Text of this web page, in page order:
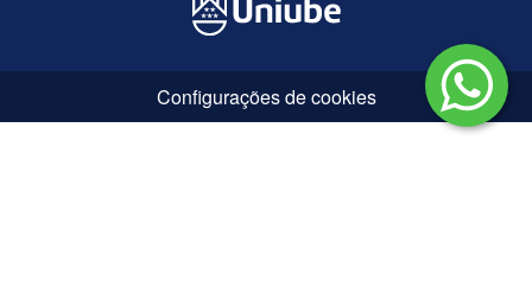
Configurações de cookies